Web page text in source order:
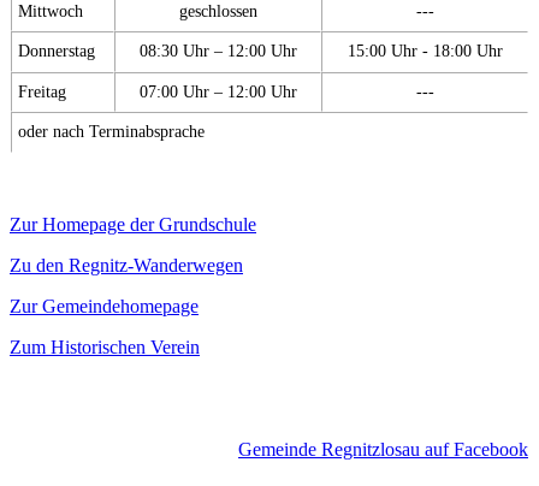
Mittwoch geschlossen ---
Donnerstag 08:30 Uhr – 12:00 Uhr 15:00 Uhr - 18:00 Uhr
Freitag 07:00 Uhr – 12:00 Uhr ---
oder nach Terminabsprache
Zur Homepage der Grundschule
Zu den Regnitz-Wanderwegen
Zur Gemeindehomepage
Zum Historischen Verein
Gemeinde Regnitzlosau auf Facebook